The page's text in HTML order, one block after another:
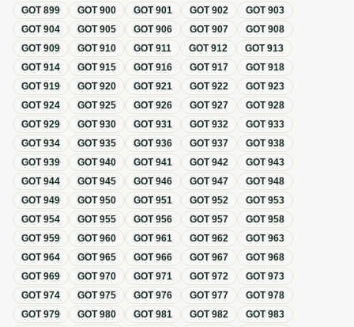
GOT899 GOT900 GOT901 GOT902 GOT903
GOT904 GOT905 GOT906 GOT907 GOT908
GOT909 GOT910 GOT911 GOT912 GOT913
GOT914 GOT915 GOT916 GOT917 GOT918
GOT919 GOT920 GOT921 GOT922 GOT923
GOT924 GOT925 GOT926 GOT927 GOT928
GOT929 GOT930 GOT931 GOT932 GOT933
GOT934 GOT935 GOT936 GOT937 GOT938
GOT939 GOT940 GOT941 GOT942 GOT943
GOT944 GOT945 GOT946 GOT947 GOT948
GOT949 GOT950 GOT951 GOT952 GOT953
GOT954 GOT955 GOT956 GOT957 GOT958
GOT959 GOT960 GOT961 GOT962 GOT963
GOT964 GOT965 GOT966 GOT967 GOT968
GOT969 GOT970 GOT971 GOT972 GOT973
GOT974 GOT975 GOT976 GOT977 GOT978
GOT979 GOT980 GOT981 GOT982 GOT983